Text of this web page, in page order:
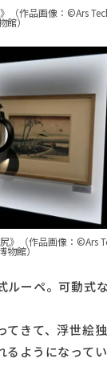
》（作品画像：©Ars
館）
尻》（作品画像：
物館）
ルーペ。可動式
てきて、浮世絵
ようになってい